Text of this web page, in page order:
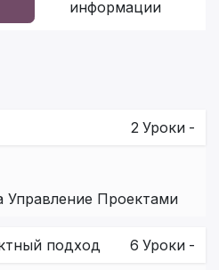
информации
2 Уроки -
Управление Проектами
подход 6 Уроки -